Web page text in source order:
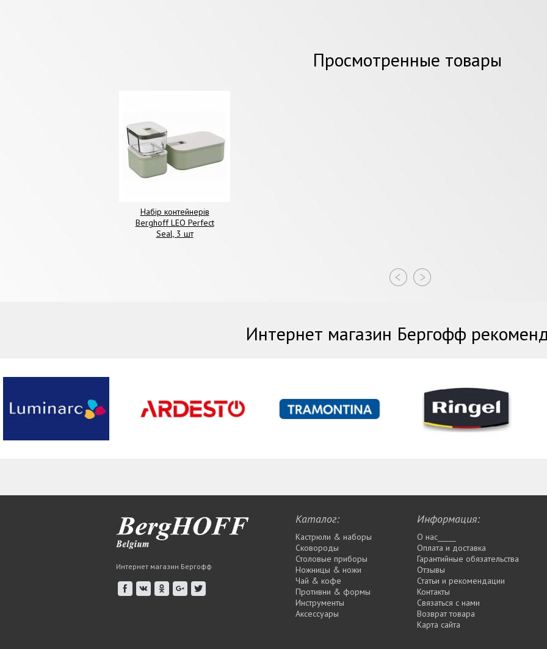
Просмотренные товары
Набір контейнерів
Berghoff LEO Perfect
Seal, 3 шт
Интернет магазин Бергофф
Интернет магазин Бергофф
Каталог:
Кастрюли & наборы
Сковороды
Столовые приборы
Ножницы & ножи
Чай & кофе
Противни & формы
Инструменты
Аксессуары
Информация:
О нас_____
Оплата и доставка
Гарантийные обязательства
Отзывы
Статьи и рекомендации
Контакты
Связаться с нами
Возврат товара
Карта сайта